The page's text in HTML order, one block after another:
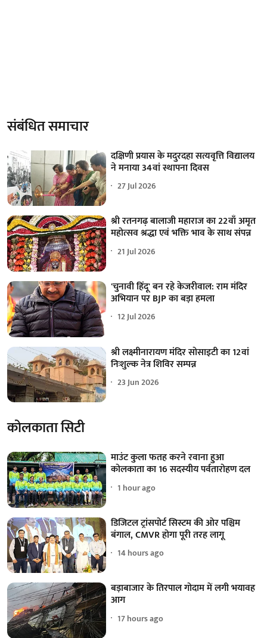
संबंधित समाचार
दक्षिणी प्रयास के मदुरदहा सत्यवृत्ति विद्यालय
ने मनाया 34वां स्थापना दिवस
27 Jul 2026
श्री रतनगढ़ बालाजी महाराज का 22वाँ अमृत
महोत्सव श्रद्धा एवं भक्ति भाव के साथ संपन्न
21 Jul 2026
'चुनावी हिंदू' बन रहे केजरीवाल: राम मंदिर
अभियान पर BJP का बड़ा हमला
12 Jul 2026
श्री लक्ष्मीनारायण मंदिर सोसाइटी का 12वां
निःशुल्क नेत्र शिविर सम्पन्न
23 Jun 2026
कोलकाता सिटी
माउंट कुला फतह करने रवाना हुआ
कोलकाता का 16 सदस्यीय पर्वतारोहण दल
1 hour ago
डिजिटल ट्रांसपोर्ट सिस्टम की ओर पश्चिम
बंगाल, CMVR होगा पूरी तरह लागू
14 hours ago
बड़ाबाजार के तिरपाल गोदाम में लगी भयावह
आग
17 hours ago